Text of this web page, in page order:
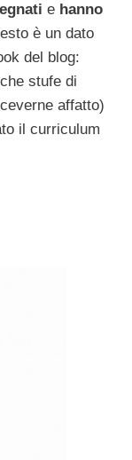
e hanno
è un dato
del blog:
stufe di
affatto)
il curriculum